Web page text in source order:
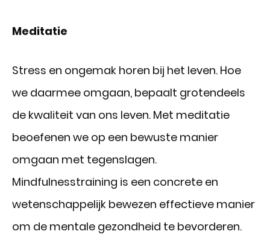
Meditatie
Stress en ongemak horen bij het leven. Hoe
we daarmee omgaan, bepaalt grotendeels
de kwaliteit van ons leven. Met meditatie
beoefenen we op een bewuste manier
omgaan met tegenslagen.
Mindfulnesstraining is een concrete en
wetenschappelijk bewezen effectieve manier
om de mentale gezondheid te bevorderen.